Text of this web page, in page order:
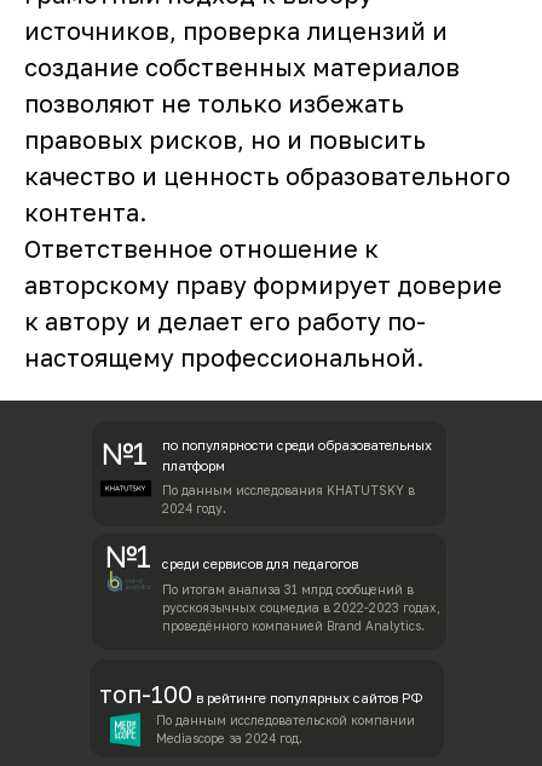
источников, проверка лицензий и
создание собственных материалов
позволяют не только избежать
правовых рисков, но и повысить
качество и ценность образовательного
контента.
Ответственное отношение к
авторскому праву формирует доверие
к автору и делает его работу по-
настоящему профессиональной.
№1
по популярности среди образовательных
платформ
По данным исследования KHATUTSKY в
2024 году.
№1 среди сервисов для педагогов
По итогам анализа 31 млрд сообщений в
русскоязычных соцмедиа в 2022-2023 годах,
проведённого компанией Brand Analytics.
топ-100 в рейтинге популярных сайтов РФ
По данным исследовательской компании
Mediascope за 2024 год.